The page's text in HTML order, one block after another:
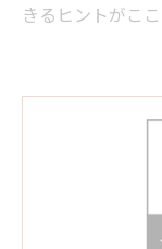
きるヒントがここ